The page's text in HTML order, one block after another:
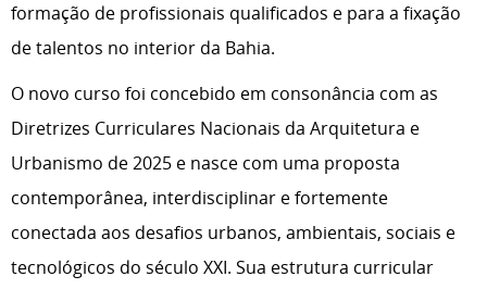
formação de profissionais qualificados e para a fixação
de talentos no interior da Bahia.
O novo curso foi concebido em consonância com as
Diretrizes Curriculares Nacionais da Arquitetura e
Urbanismo de 2025 e nasce com uma proposta
contemporânea, interdisciplinar e fortemente
conectada aos desafios urbanos, ambientais, sociais e
tecnológicos do século XXI. Sua estrutura curricular